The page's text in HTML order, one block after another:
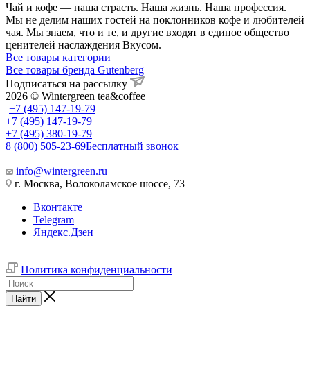
Чай и кофе — наша страсть. Наша жизнь. Наша профессия.
Мы не делим наших гостей на поклонников кофе и любителей
чая. Мы знаем, что и те, и другие входят в единое общество
ценителей наслаждения Вкусом.
Все товары категории
Все товары бренда Gutenberg
Подписаться на рассылку
2026 © Wintergreen tea&coffee
+7 (495) 147-19-79
+7 (495) 147-19-79
+7 (495) 380-19-79
8 (800) 505-23-69Бесплатный звонок
info@wintergreen.ru
г. Москва, Волоколамское шоссе, 73
Вконтакте
Telegram
Яндекс.Дзен
Политика конфиденциальности
Найти